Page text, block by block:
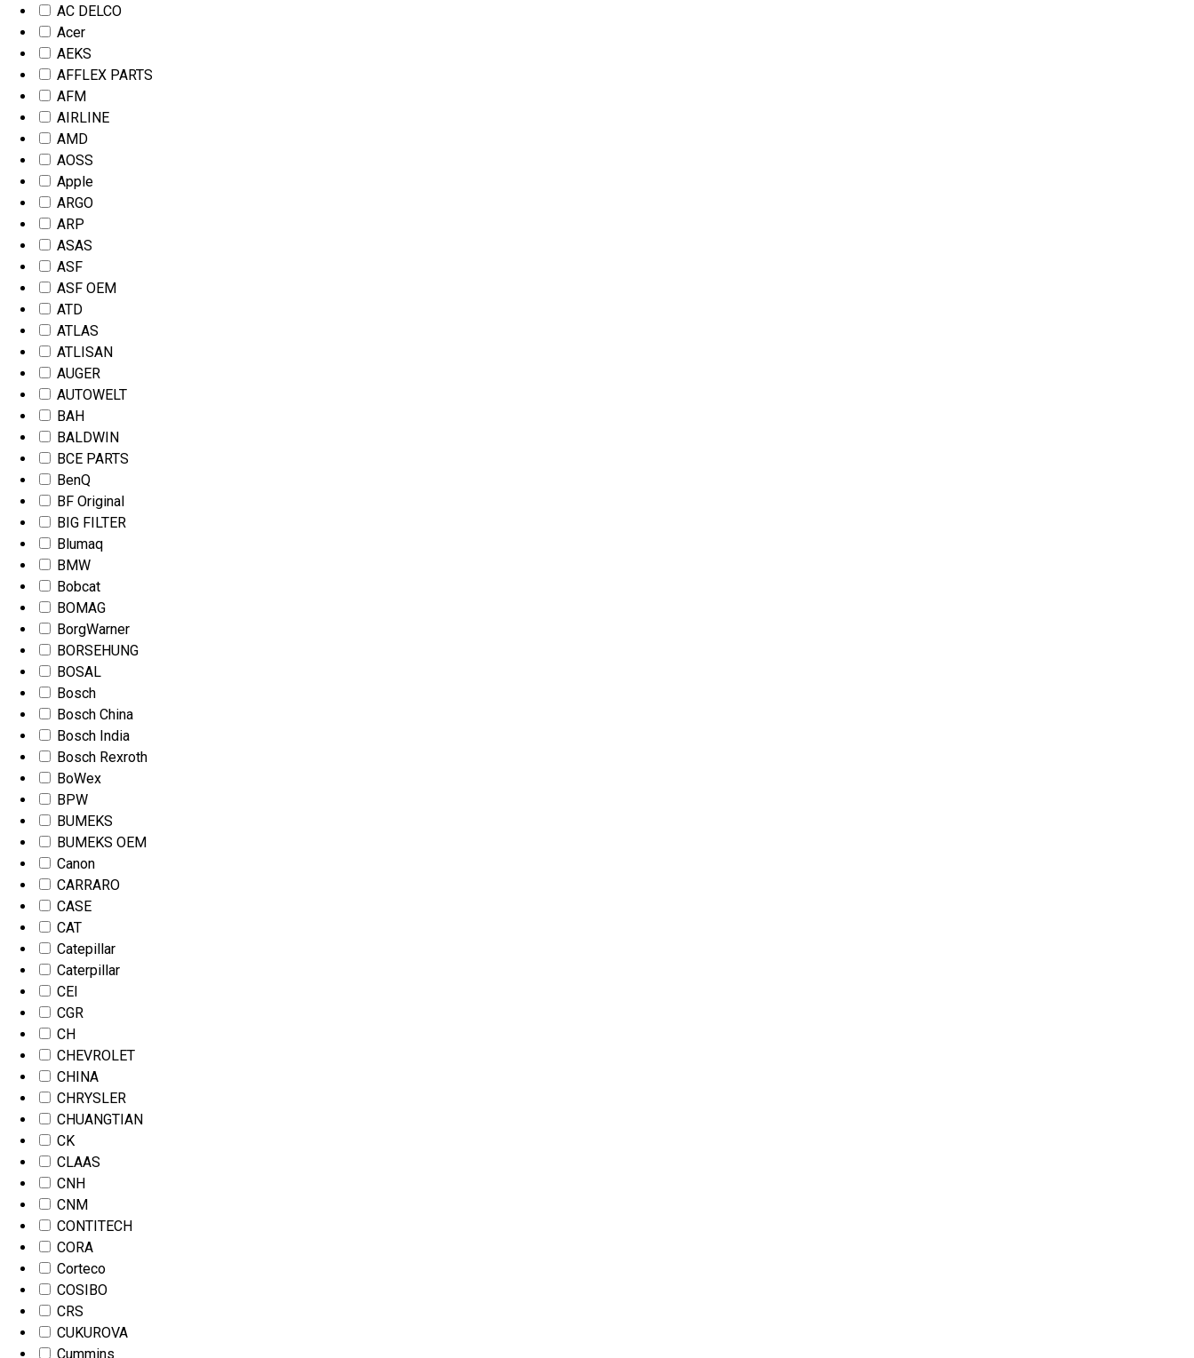
AC DELCO
Acer
AEKS
AFFLEX PARTS
AFM
AIRLINE
AMD
AOSS
Apple
ARGO
ARP
ASAS
ASF
ASF OEM
ATD
ATLAS
ATLISAN
AUGER
AUTOWELT
BAH
BALDWIN
BCE PARTS
BenQ
BF Original
BIG FILTER
Blumaq
BMW
Bobcat
BOMAG
BorgWarner
BORSEHUNG
BOSAL
Bosch
Bosch China
Bosch India
Bosch Rexroth
BoWex
BPW
BUMEKS
BUMEKS OEM
Canon
CARRARO
CASE
CAT
Catepillar
Caterpillar
CEI
CGR
CH
CHEVROLET
CHINA
CHRYSLER
CHUANGTIAN
CK
CLAAS
CNH
CNM
CONTITECH
CORA
Corteco
COSIBO
CRS
CUKUROVA
Cummins